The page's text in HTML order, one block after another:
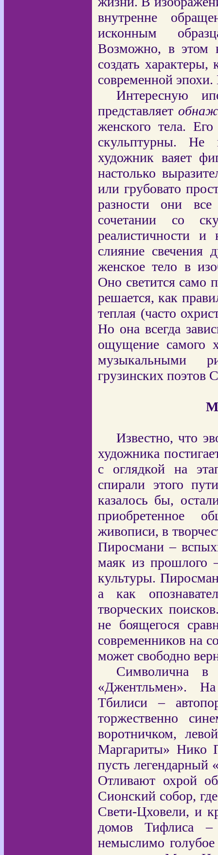
внутренне
исконным
Возможно, в этом
создать
современной
Интересную
представляет
женского тела.
скульптурны. Не
художник ваяет
настолько
или грубовато
разности они
сочетании со
реалистичности и
слияние
женское тело в
Оно светится само
решается, как
теплая (часто
Но она всегда
ощущение самого
музыкальными
грузинских поэтов
Известно, что
художника
с оглядкой на
спирали этого
казалось бы,
приобретенное
живописи, в
Пиросмани –
маяк из прошлого
культуры.
а как
творческих
не боящегося
современников на
может свободно
Символична в
«Джентльмен».
Тбилиси –
торжественно
воротничком,
Маргариты» Нико
пусть легендарный
Отливают охрой
Сионский собор,
Свети-Цховели, и
домов Тифлиса
немыслимо